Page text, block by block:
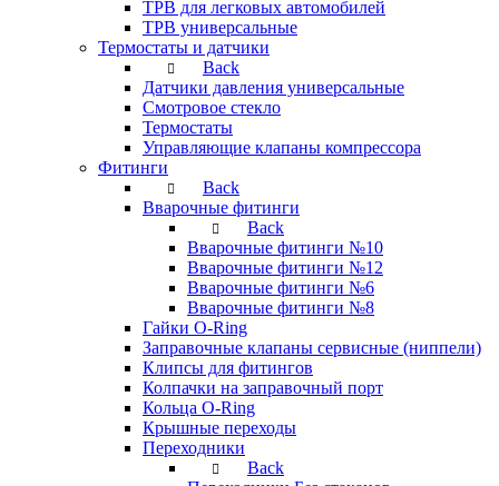
ТРВ для легковых автомобилей
ТРВ универсальные
Термостаты и датчики
Back
Датчики давления универсальные
Смотровое стекло
Термостаты
Управляющие клапаны компрессора
Фитинги
Back
Вварочные фитинги
Back
Вварочные фитинги №10
Вварочные фитинги №12
Вварочные фитинги №6
Вварочные фитинги №8
Гайки O-Ring
Заправочные клапаны сервисные (ниппели)
Клипсы для фитингов
Колпачки на заправочный порт
Кольца O-Ring
Крышные переходы
Переходники
Back